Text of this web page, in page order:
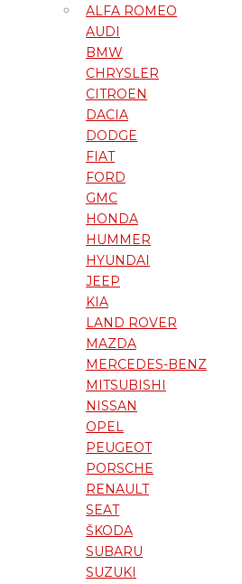
ALFA ROMEO
AUDI
BMW
CHRYSLER
CITROEN
DACIA
DODGE
FIAT
FORD
GMC
HONDA
HUMMER
HYUNDAI
JEEP
KIA
LAND ROVER
MAZDA
MERCEDES-BENZ
MITSUBISHI
NISSAN
OPEL
PEUGEOT
PORSCHE
RENAULT
SEAT
ŠKODA
SUBARU
SUZUKI